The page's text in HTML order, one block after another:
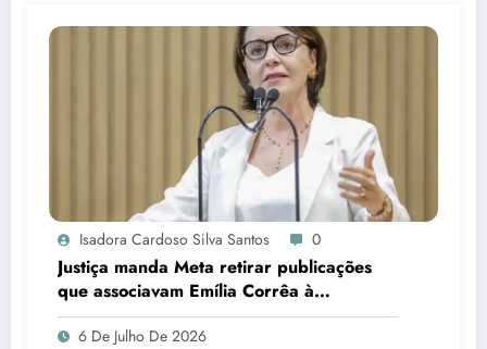
Isadora Cardoso Silva Santos 0
Justiça manda Meta retirar publicações
que associavam Emília Corrêa à
corrupção e identificar responsáveis
6 De Julho De 2026